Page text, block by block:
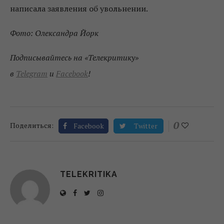
написала заявления об увольнении.
Фото: Олександра Йорк
Подписывайтесь на «Телекритику»
в Telegram и Facebook!
Поделиться: Facebook Twitter 0
TELEKRITIKA